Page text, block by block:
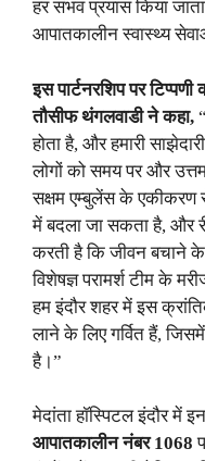
हर संभव प्रयास किया
आपातकालीन स्वास्थ्य
इस पार्टनरशिप पर
तौसीफ थंगलवाडी ने कहा,
होता है, और हमारी
लोगों को समय पर और
सक्षम एम्बुलेंस के एकीकरण
में बदला जा सकता है, और
करती है कि जीवन बचाने
विशेषज्ञ परामर्श टीम के
हम इंदौर शहर में इस
लाने के लिए गर्वित हैं,
है।”
मेदांता हॉस्पिटल इंदौर में
आपातकालीन नंबर1068